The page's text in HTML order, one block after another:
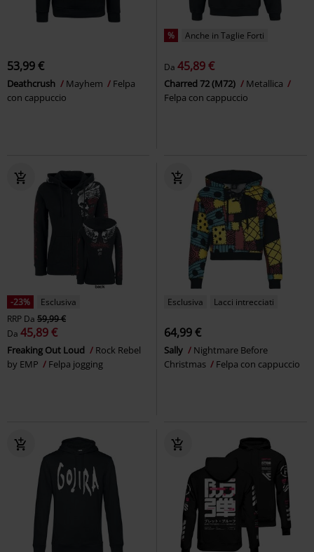
53,99 €
Deathcrush Mayhem
Felpa
con cappuccio
% Anche in Taglie Forti
Da 45,89 €
Charred 72 (M72)
Metallica
Felpa con cappuccio
-23%
Esclusiva
RRP Da 59,99 €
Da 45,89 €
Freaking Out Loud
Rock Rebel
by EMP
Felpa jogging
Esclusiva Lacci intrecciati
64,99 €
Sally
Nightmare Before
Christmas
Felpa con cappuccio